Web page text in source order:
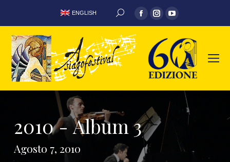
ENGLISH
2010-Album 3
Agosto 7, 2010